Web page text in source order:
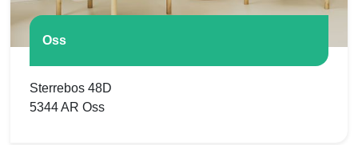
Oss
Sterrebos 48D
5344 AR Oss